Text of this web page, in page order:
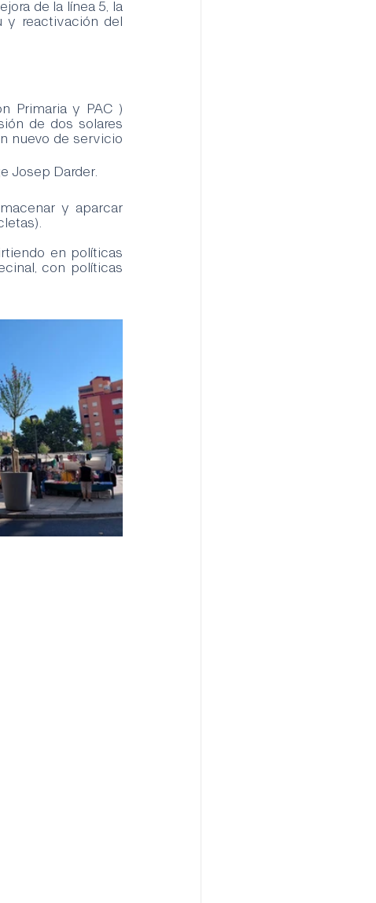
de la línea 5, la
y reactivación del
Primaria y PAC )
de dos solares
nuevo de servicio
Josep Darder.
y aparcar
en políticas
con políticas